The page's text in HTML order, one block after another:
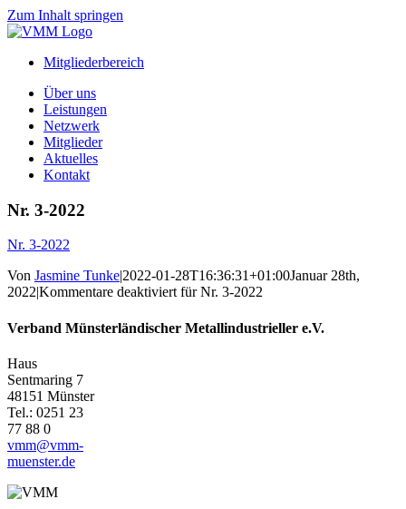
Zum Inhalt springen
Mitgliederbereich
Über uns
Leistungen
Netzwerk
Mitglieder
Aktuelles
Kontakt
Nr. 3-2022
Nr. 3-2022
Von Jasmine Tunke|2022-01-28T16:36:31+01:00Januar 28th,
2022|Kommentare deaktiviertfür Nr. 3-2022
Verband Münsterländischer Metallindustrieller e.V.
Haus
Sentmaring 7
48151 Münster
Tel.: 0251 23
77 88 0
vmm@vmm-
muenster.de